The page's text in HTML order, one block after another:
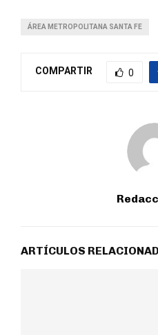
ÁREA METROPOLITANA SANTA FE
COMPARTIR 0
ARTÍCULOS